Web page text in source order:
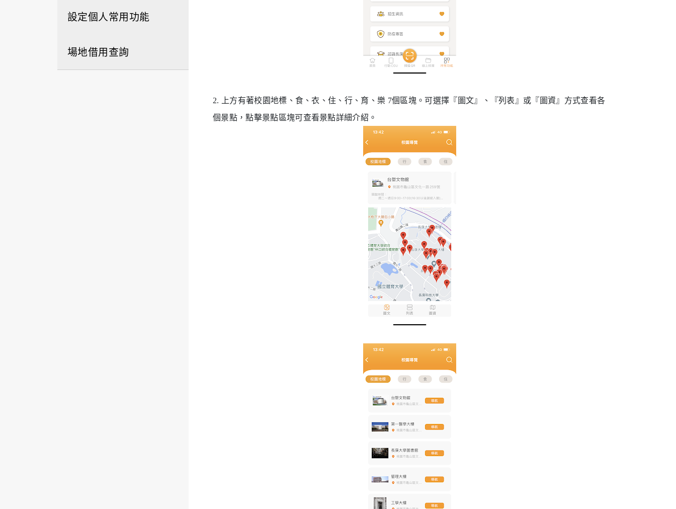
設定個人常用功能
場地借用查詢
2. 上方有著校園地標、食、衣、住、行、育、樂 7個區塊。可選擇『圖文』、『列表』或『圖資』方式查看各
個景點，點擊景點區塊可查看景點詳細介紹。